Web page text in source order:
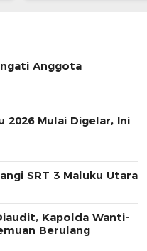
Anggota
2026 Mulai Digelar, Ini
SRT 3 Maluku Utara
Kapolda Wanti-
Berulang